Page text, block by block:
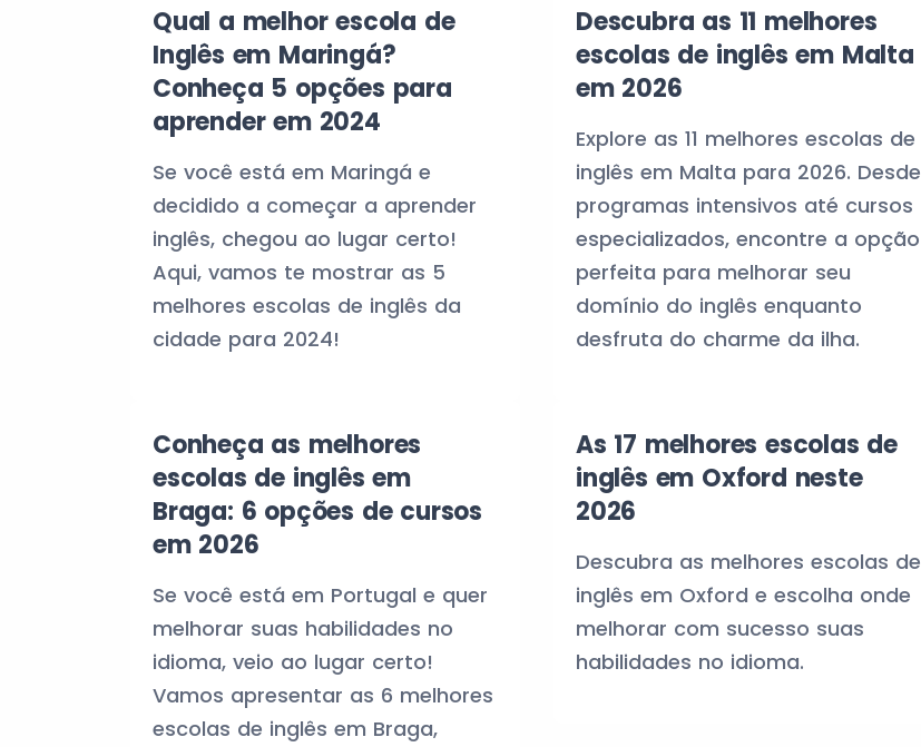
Qual a melhor escola de
Inglês em Maringá?
Conheça 5 opções para
aprender em 2024
Se você está em Maringá e
decidido a começar a aprender
inglês, chegou ao lugar certo!
Aqui, vamos te mostrar as 5
melhores escolas de inglês da
cidade para 2024!
Descubra as 11 melhores
escolas de inglês em Malta
em 2026
Explore as 11 melhores escolas de
inglês em Malta para 2026. Desde
programas intensivos até cursos
especializados, encontre a opção
perfeita para melhorar seu
domínio do inglês enquanto
desfruta do charme da ilha.
Conheça as melhores
escolas de inglês em
Braga: 6 opções de cursos
em 2026
Se você está em Portugal e quer
melhorar suas habilidades no
idioma, veio ao lugar certo!
Vamos apresentar as 6 melhores
escolas de inglês em Braga,
As 17 melhores escolas de
inglês em Oxford neste
2026
Descubra as melhores escolas de
inglês em Oxford e escolha onde
melhorar com sucesso suas
habilidades no idioma.